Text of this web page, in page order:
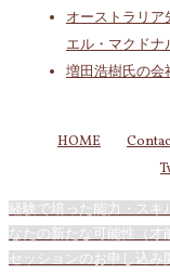
オーストラリア
エル・マクドナ
増田浩樹氏の会
HOME
経験で培った能力・スキ
なたの新たな可能性（才
セッションのお申し込み